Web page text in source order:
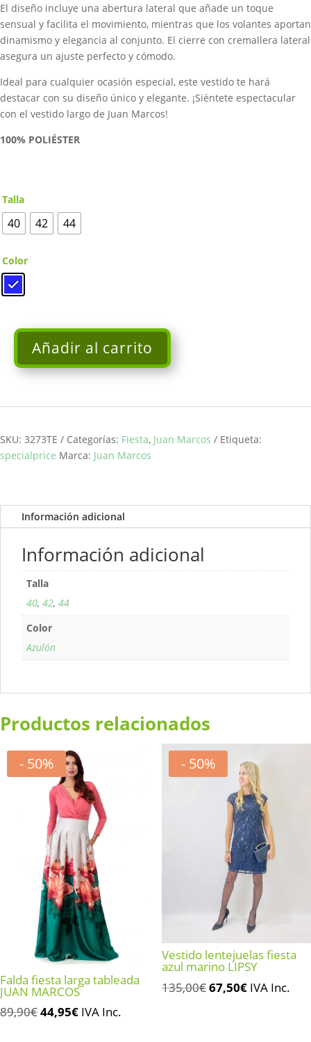
El diseño incluye una abertura lateral que añade un toque
sensual y facilita el movimiento, mientras que los volantes aportan
dinamismo y elegancia al conjunto. El cierre con cremallera lateral
asegura un ajuste perfecto y cómodo.
Ideal para cualquier ocasión especial, este vestido te hará
destacar con su diseño único y elegante. ¡Siéntete espectacular
con el vestido largo de Juan Marcos!
100% POLIÉSTER
Talla
40 42 44
Color
Vestido
asimétrico
hombro
JUAN
MARCOS
Añadir al carrito
SKU: 3273TE Categorías: Fiesta, Juan Marcos
Etiqueta:
specialprice Marca: Juan Marcos
Información adicional
Información adicional
Talla
40, 42, 44
Color
Azulón
Productos relacionados
- 50%
Falda fiesta larga tableada
JUAN MARCOS
89,90€El
44,95€ElIVA Inc.
- 50%
Vestido lentejuelas fiesta
azul marino LIPSY
135,00€El
67,50€ElIVA Inc.